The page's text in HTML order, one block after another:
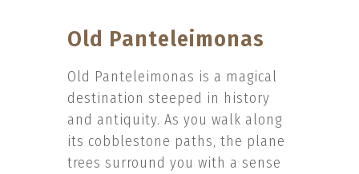
Old Panteleimonas
Old Panteleimonas is a magical
destination steeped in history
and antiquity. As you walk along
its cobblestone paths, the plane
trees surround you with a sense